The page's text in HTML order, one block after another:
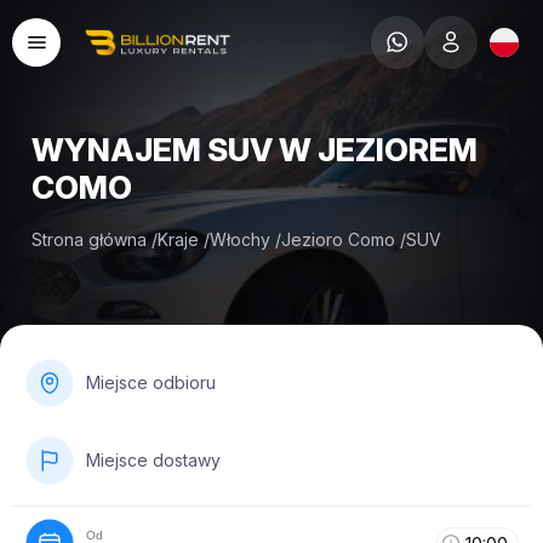
WYNAJEM SUV W JEZIOREM
COMO
Strona główna /Kraje /Włochy /Jezioro Como /SUV
Miejsce odbioru
Miejsce dostawy
Od